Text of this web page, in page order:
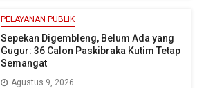
PELAYANAN PUBLIK
Sepekan Digembleng, Belum Ada yang
Gugur: 36 Calon Paskibraka Kutim Tetap
Semangat
Agustus 9, 2026